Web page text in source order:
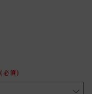
(必須)